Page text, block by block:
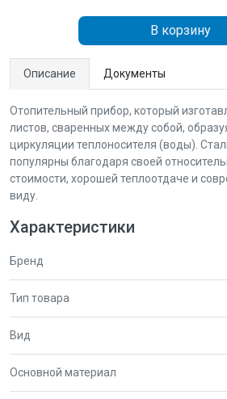
В корзину
Описание Документы
Отопительный прибор, который
листов, сваренных между собой,
циркуляции теплоносителя (воды).
популярны благодаря своей
стоимости, хорошей теплоотдаче и
виду.
Характеристики
Бренд
Тип товара
Вид
Основной материал